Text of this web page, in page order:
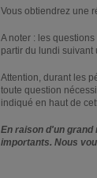
Vous obtiendrez une
A noter : les
partir du lundi suivant
Attention, durant les
toute question
indiqué en haut de
En raison d'un grand
importants. Nous